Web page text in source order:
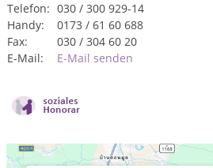
Telefon: 030 / 300 929-14
Handy:
0173 / 61 60 688
Fax:
030 / 304 60 20
E-Mail:
E-Mail senden